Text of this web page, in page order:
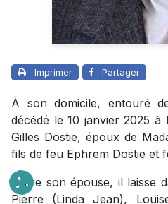
Imprimer Partager
À son domicile, entouré
décédé le 10 janvier 2025 à
Gilles Dostie, époux de
fils de feu Ephrem Dostie et
Outre son épouse, il laisse
Pierre (Linda Jean),